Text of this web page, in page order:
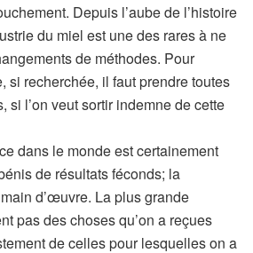
Depuis l’aube de l’histoire
du miel est une des rares à ne
de méthodes. Pour
si recherchée, il faut prendre toutes
si l’on veut sortir indemne de cette
dans le monde est certainement
de résultats féconds; la
d’œuvre. La plus grande
pas des choses qu’on a reçues
de celles pour lesquelles on a